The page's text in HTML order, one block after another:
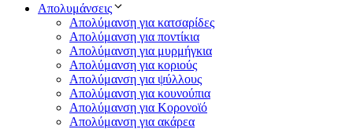
Απολυμάνσεις
Απολύμανση για κατσαρίδες
Απολύμανση για ποντίκια
Απολύμανση για μυρμήγκια
Απολύμανση για κοριούς
Απολύμανση για ψύλλους
Απολύμανση για κουνούπια
Απολύμανση για Κορονοϊό
Απολύμανση για ακάρεα